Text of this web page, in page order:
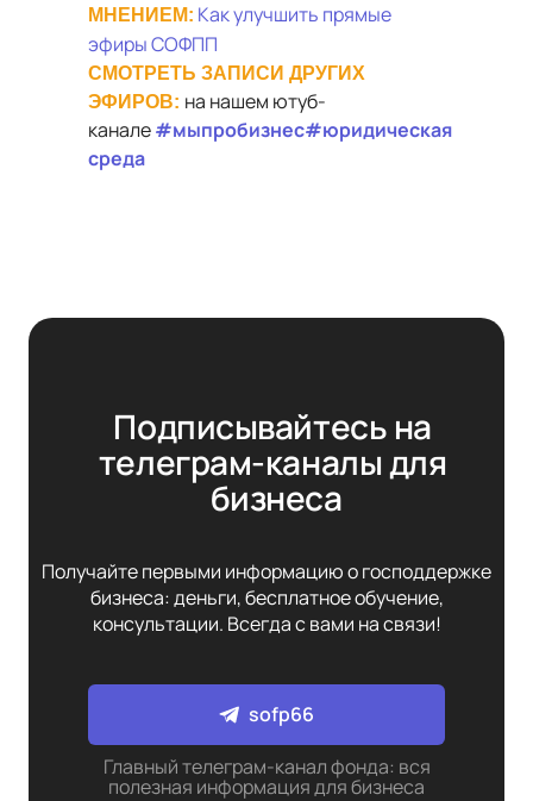
МНЕНИЕМ: Как улучшить прямые
эфиры СОФПП
СМОТРЕТЬ ЗАПИСИ ДРУГИХ
ЭФИРОВ: на нашем ютуб-
канале#мыпробизнес#юридическая
среда
Подписывайтесь на
телеграм-каналы для
бизнеса
Получайте первыми информацию о господдержке
бизнеса: деньги, бесплатное обучение,
консультации. Всегда с вами на связи!
sofp66
Главный телеграм-канал фонда: вся
полезная информация для бизнеса